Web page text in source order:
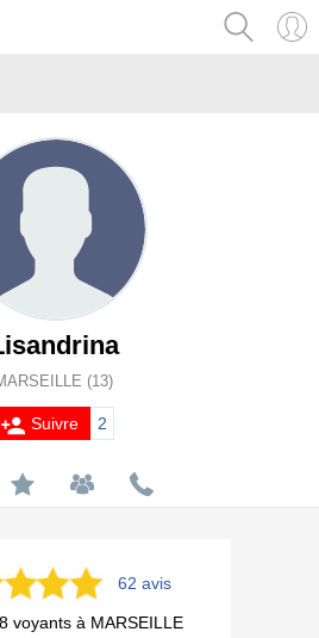
(13)
Suivre 2
62 avis
voyants à MARSEILLE